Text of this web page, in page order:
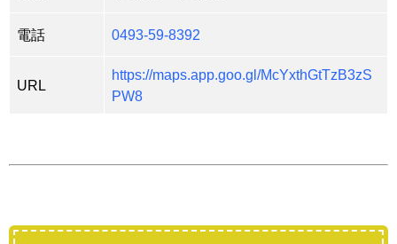
電話 0493-59-8392
URL
https://maps.app.goo.gl/McYxthGtTzB3zS
PW8